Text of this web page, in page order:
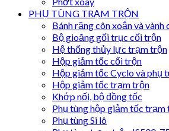
PHỤ TÙNG TRẠM TRỘN
Bánh răng côn xoắn và vành
Bộ gioăng gối trục cối trộn
Hệ thống thủy lực trạm trộn
Hộp giảm tốc cối trộn
Hộp giảm tốc Cyclo và phụ
Hộp giảm tốc trạm trộn
Khớp nối, bộ đồng tốc
Phụ tùng hộp giảm tốc trạm
Phụ tùng Si lô